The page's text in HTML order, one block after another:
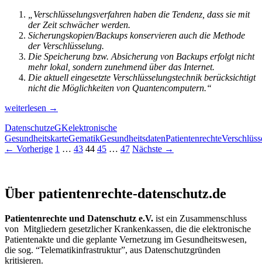
„Verschlüsselungsverfahren haben die Tendenz, dass sie mit
der Zeit schwächer werden.
Sicherungskopien/Backups konservieren auch die Methode
der Verschlüsselung.
Die Speicherung bzw. Absicherung von Backups erfolgt nicht
mehr lokal, sondern zunehmend über das Internet.
Die aktuell eingesetzte Verschlüsselungstechnik berücksichtigt
nicht die Möglichkeiten von Quantencomputern.“
Gesundheitsdaten
ihre
Verschlüsselung
und
weiterlesen →
DatenschutzeGKelektronische
GesundheitskarteGematikGesundheitsdatenPatientenrechte
Beitragsnavigation
← Vorherige 1 … 43 44 45 … 47 Nächste →
Patientenrechte und Datenschutz e.V.
Über patientenrechte-datenschutz.de
Patientenrechte und Datenschutz e.V. ist ein Zusammenschluss
von Mitgliedern gesetzlicher Krankenkassen, die die elektronische
Patientenakte und die geplante Vernetzung im Gesundheitswesen,
die sog. “Telematikinfrastruktur”, aus Datenschutzgründen
kritisieren.